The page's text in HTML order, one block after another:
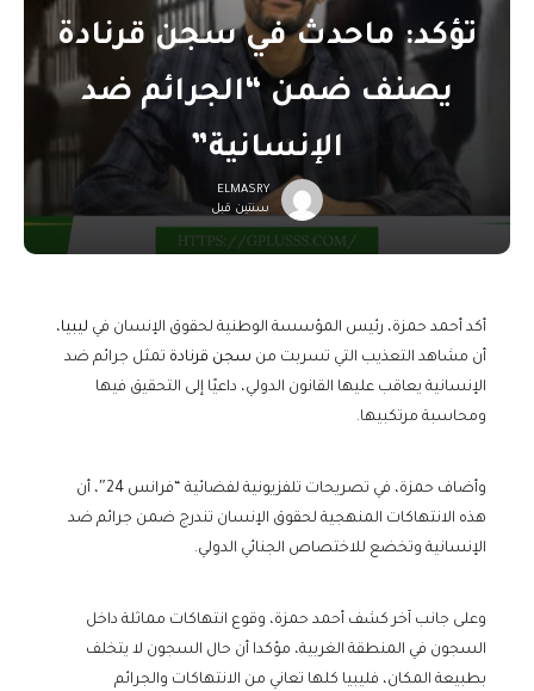
تؤكد: ماحدث في سجن قرنادة
يصنف ضمن “الجرائم ضد
الإنسانية”
ELMASRY
سنتين قبل
أكد أحمد حمزة، رئيس المؤسسة الوطنية لحقوق الإنسان في ليبيا،
أن مشاهد التعذيب التي تسربت من سجن قرنادة تمثل جرائم ضد
الإنسانية يعاقب عليها القانون الدولي، داعيًا إلى التحقيق فيها
ومحاسبة مرتكبيها.
وأضاف حمزة، في تصريحات تلفزيونية لفضائية “فرانس 24″، أن
هذه الانتهاكات المنهجية لحقوق الإنسان تندرج ضمن جرائم ضد
الإنسانية وتخضع للاختصاص الجنائي الدولي.
وعلى جانب آخر كشف أحمد حمزة، وقوع انتهاكات مماثلة داخل
السجون في المنطقة الغربية، مؤكدا أن حال السجون لا يتخلف
بطبيعة المكان، فليبيا كلها تعاني من الانتهاكات والجرائم